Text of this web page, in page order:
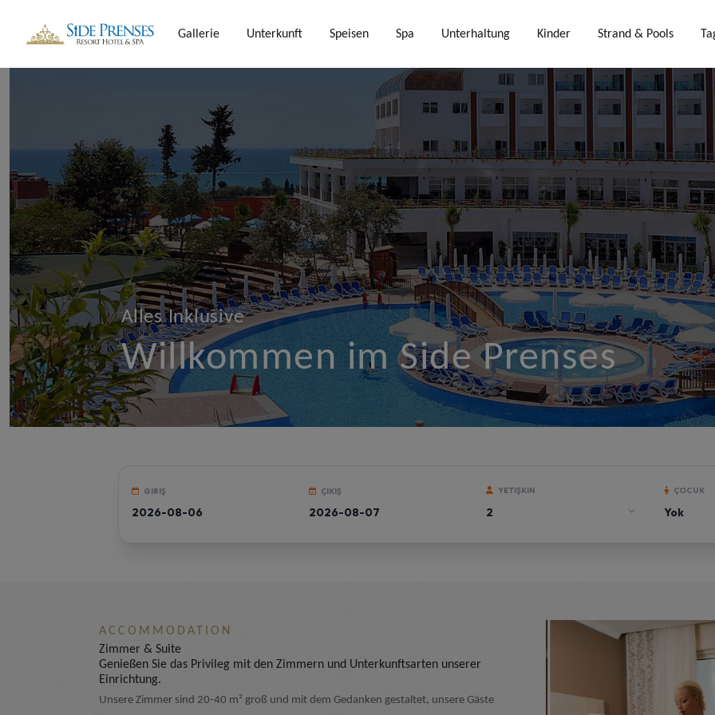
Gallerie Unterkunft Speisen Spa Unterhaltung Kinder Strand & Pools
Alles Inklusive
Willkommen im Side Prenses
GIRIŞ ÇIKIŞ YETIŞKIN ÇOCUK
ACCOMMODATION
Zimmer & Suite
Genießen Sie das Privileg mit den Zimmern und Unterkunftsarten unserer
Einrichtung.
Unsere Zimmer sind 20-40 m² groß und mit dem Gedanken gestaltet, unsere Gäste